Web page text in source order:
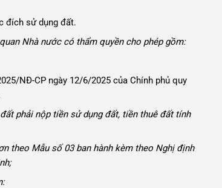
đích sử dụng đất.
Nhà nước có thẩm quyền cho phép gồm:
NĐ-CP ngày 12/6/2025 của Chính phủ quy
phải nộp tiền sử dụng đất, tiền thuê đất tính
theo Mẫu số 03 ban hành kèm theo Nghị định